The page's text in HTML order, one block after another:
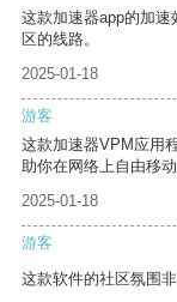
这款加速器app的加
区的线路。
2025-01-18
游客
这款加速器VPM应用
助你在网络上自由移动
2025-01-18
游客
这款软件的社区氛围